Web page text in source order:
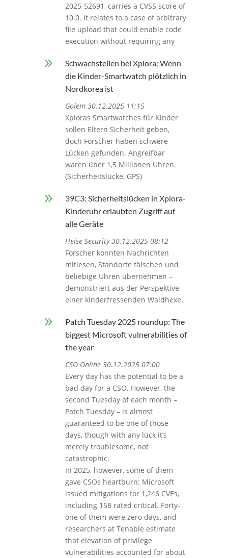
2025-52691, carries a CVSS score of
10.0. It relates to a case of arbitrary
file upload that could enable code
execution without requiring any
9
Schwachstellen bei Xplora: Wenn
die Kinder-Smartwatch plötzlich in
Nordkorea ist
Golem 30.12.2025 11:15
Xploras Smartwatches für Kinder
sollen Eltern Sicherheit geben,
doch Forscher haben schwere
Lücken gefunden. Angreifbar
waren über 1,5 Millionen Uhren.
(Sicherheitslücke, GPS)
9
39C3: Sicherheitslücken in Xplora-
Kinderuhr erlaubten Zugriff auf
alle Geräte
Heise Security 30.12.2025 08:12
Forscher konnten Nachrichten
mitlesen, Standorte fälschen und
beliebige Uhren übernehmen –
demonstriert aus der Perspektive
einer kinderfressenden Waldhexe.
9
Patch Tuesday 2025 roundup: The
biggest Microsoft vulnerabilities of
the year
CSO Online 30.12.2025 07:00
Every day has the potential to be a
bad day for a CSO. However, the
second Tuesday of each month –
Patch Tuesday – is almost
guaranteed to be one of those
days, though with any luck it’s
merely troublesome, not
catastrophic.
In 2025, however, some of them
gave CSOs heartburn: Microsoft
issued mitigations for 1,246 CVEs,
including 158 rated critical. Forty-
one of them were zero days, and
researchers at Tenable estimate
that elevation of privilege
vulnerabilities accounted for about